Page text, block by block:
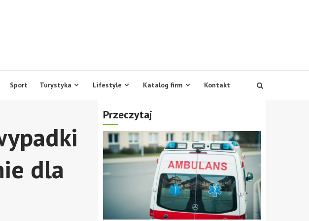
Sport Turystyka Lifestyle Katalog firm Kontakt
dla
Przeczytaj